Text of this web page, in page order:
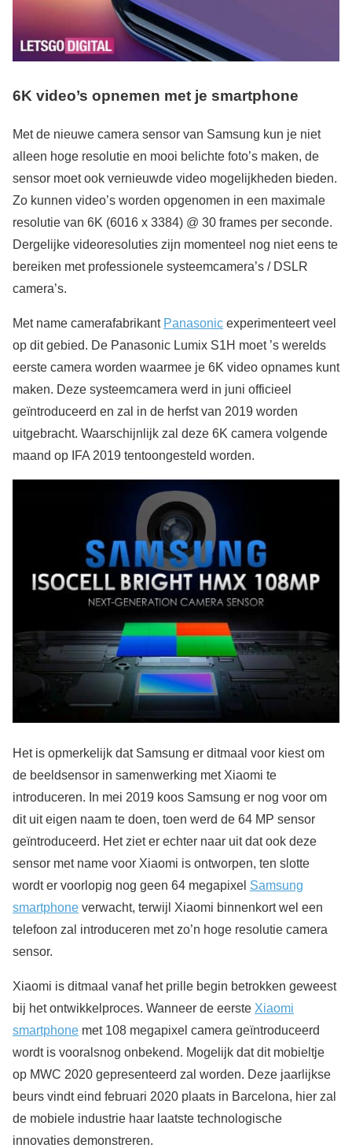
6K video’s opnemen met je smartphone
Met de nieuwe camera sensor van Samsung kun je niet
alleen hoge resolutie en mooi belichte foto’s maken, de
sensor moet ook vernieuwde video mogelijkheden bieden.
Zo kunnen video’s worden opgenomen in een maximale
resolutie van 6K (6016 x 3384) @ 30 frames per seconde.
Dergelijke videoresoluties zijn momenteel nog niet eens te
bereiken met professionele systeemcamera’s / DSLR
camera’s.
Met name camerafabrikant Panasonic experimenteert veel
op dit gebied. De Panasonic Lumix S1H moet ’s werelds
eerste camera worden waarmee je 6K video opnames kunt
maken. Deze systeemcamera werd in juni officieel
geïntroduceerd en zal in de herfst van 2019 worden
uitgebracht. Waarschijnlijk zal deze 6K camera volgende
maand op IFA 2019 tentoongesteld worden.
Het is opmerkelijk dat Samsung er ditmaal voor kiest om
de beeldsensor in samenwerking met Xiaomi te
introduceren. In mei 2019 koos Samsung er nog voor om
dit uit eigen naam te doen, toen werd de 64 MP sensor
geïntroduceerd. Het ziet er echter naar uit dat ook deze
sensor met name voor Xiaomi is ontworpen, ten slotte
wordt er voorlopig nog geen 64 megapixel Samsung
smartphone verwacht, terwijl Xiaomi binnenkort wel een
telefoon zal introduceren met zo’n hoge resolutie camera
sensor.
Xiaomi is ditmaal vanaf het prille begin betrokken geweest
bij het ontwikkelproces. Wanneer de eerste Xiaomi
smartphone met 108 megapixel camera geïntroduceerd
wordt is vooralsnog onbekend. Mogelijk dat dit mobieltje
op MWC 2020 gepresenteerd zal worden. Deze jaarlijkse
beurs vindt eind februari 2020 plaats in Barcelona, hier zal
de mobiele industrie haar laatste technologische
innovaties demonstreren.